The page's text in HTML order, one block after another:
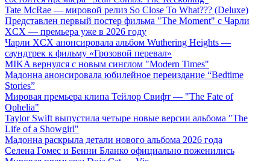
Tate McRae — мировой релиз So Close To What??? (Deluxe)
Представлен первый постер фильма "The Moment" с Чарли
XCX — премьера уже в 2026 году
Чарли XCX анонсировала альбом Wuthering Heights —
саундтрек к фильму «Грозовой перевал»
MIKA вернулся с новым синглом "Modern Times"
Мадонна анонсировала юбилейное переиздание “Bedtime
Stories”
Мировая премьера клипа Тейлор Свифт — "The Fate of
Ophelia"
Taylor Swift выпустила четыре новые версии альбома "The
Life of a Showgirl"
Мадонна раскрыла детали нового альбома 2026 года
Селена Гомес и Бенни Бланко официально поженились